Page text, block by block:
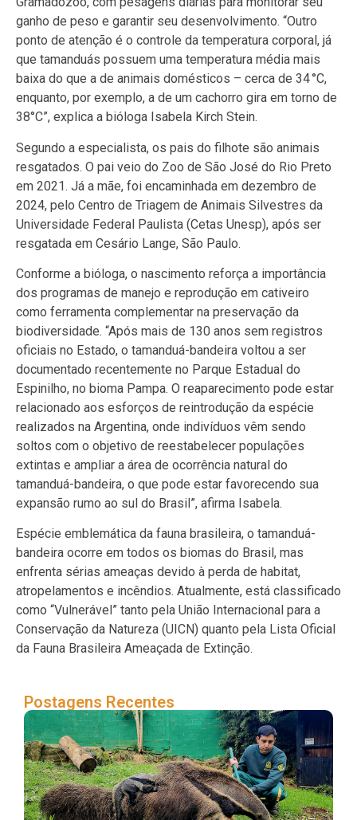
ganho de peso e garantir seu desenvolvimento. “Outro
ponto de atenção é o controle da temperatura corporal, já
que tamanduás possuem uma temperatura média mais
baixa do que a de animais domésticos – cerca de 34 °C,
enquanto, por exemplo, a de um cachorro gira em torno de
38°C”, explica a bióloga Isabela Kirch Stein.
Segundo a especialista, os pais do filhote são animais
resgatados. O pai veio do Zoo de São José do Rio Preto
em 2021. Já a mãe, foi encaminhada em dezembro de
2024, pelo Centro de Triagem de Animais Silvestres da
Universidade Federal Paulista (Cetas Unesp), após ser
resgatada em Cesário Lange, São Paulo.
Conforme a bióloga, o nascimento reforça a importância
dos programas de manejo e reprodução em cativeiro
como ferramenta complementar na preservação da
biodiversidade. “Após mais de 130 anos sem registros
oficiais no Estado, o tamanduá-bandeira voltou a ser
documentado recentemente no Parque Estadual do
Espinilho, no bioma Pampa. O reaparecimento pode estar
relacionado aos esforços de reintrodução da espécie
realizados na Argentina, onde indivíduos vêm sendo
soltos com o objetivo de reestabelecer populações
extintas e ampliar a área de ocorrência natural do
tamanduá-bandeira, o que pode estar favorecendo sua
expansão rumo ao sul do Brasil”, afirma Isabela.
Espécie emblemática da fauna brasileira, o tamanduá-
bandeira ocorre em todos os biomas do Brasil, mas
enfrenta sérias ameaças devido à perda de habitat,
atropelamentos e incêndios. Atualmente, está classificado
como “Vulnerável” tanto pela União Internacional para a
Conservação da Natureza (UICN) quanto pela Lista Oficial
da Fauna Brasileira Ameaçada de Extinção.
Postagens Recentes